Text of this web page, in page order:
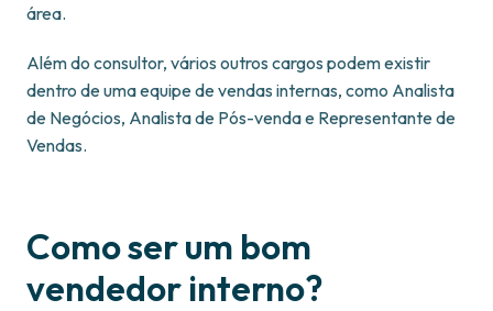
área.
Além do consultor, vários outros cargos podem existir
dentro de uma equipe de vendas internas, como Analista
de Negócios, Analista de Pós-venda e Representante de
Vendas.
Como ser um bom
vendedor interno?